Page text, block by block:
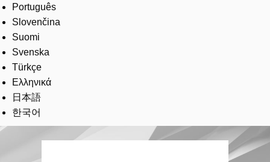
Português
Slovenčina
Suomi
Svenska
Türkçe
Ελληνικά
日本語
한국어